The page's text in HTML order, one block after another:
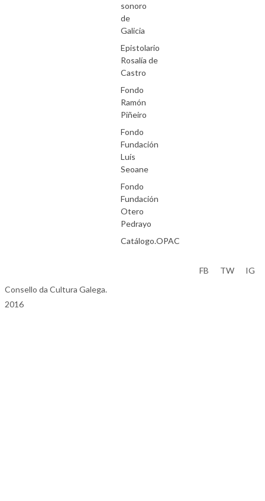
sonoro
de
Galicia
Epistolario
Rosalía de
Castro
Fondo
Ramón
Piñeiro
Fondo
Fundación
Luís
Seoane
Fondo
Fundación
Otero
Pedrayo
Catálogo.OPAC
Consello da Cultura Galega.
2016
FB TW IG